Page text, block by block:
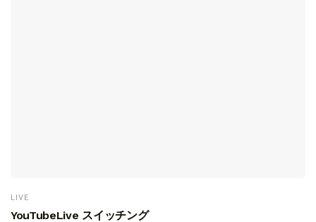
LIVE
YouTubeLive スイッチング